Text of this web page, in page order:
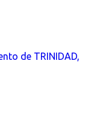
de TRINIDAD,